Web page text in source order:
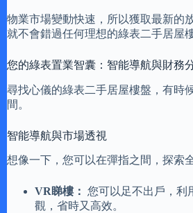
物業市場變動快速，所以獲取最新的
就不會錯過任何理想的綠表二手居屋樓
您的綠表置業智囊：智能導航與財務
尋找心儀的綠表二手居屋樓盤，有時
間。
智能導航與市場透視
想像一下，您可以在彈指之間，探索
VR睇樓： 您可以足不出戶，利
觀，省時又高效。